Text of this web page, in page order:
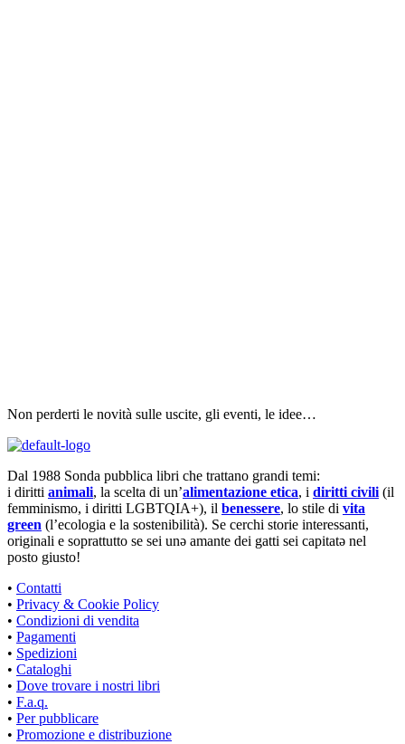
Non perderti le novità sulle uscite, gli eventi, le idee…
Dal 1988 Sonda pubblica libri che trattano grandi temi:
i diritti animali, la scelta di un’alimentazione etica, i diritti civili (il
femminismo, i diritti LGBTQIA+), il benessere, lo stile di vita
green (l’ecologia e la sostenibilità). Se cerchi storie interessanti,
originali e soprattutto se sei unə amante dei gatti sei capitatə nel
posto giusto!
• Contatti
• Privacy & Cookie Policy
• Condizioni di vendita
• Pagamenti
• Spedizioni
• Cataloghi
• Dove trovare i nostri libri
• F.a.q.
• Per pubblicare
• Promozione e distribuzione